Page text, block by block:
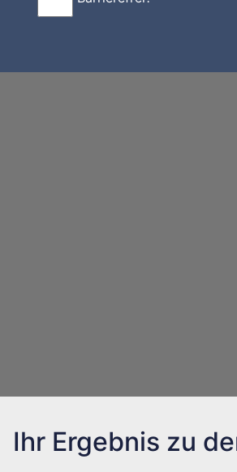
Ihr Ergebnis zu
Wird